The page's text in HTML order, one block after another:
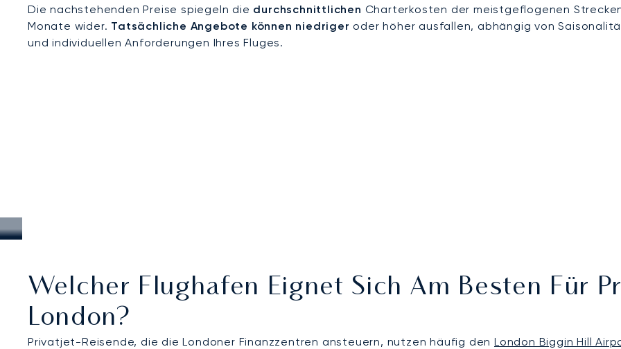
Die nachstehenden Preise spiegeln die durchschnittlichen Charterkosten der meistgeflogenen
Monate wider. Tatsächliche Angebote können niedriger oder höher ausfallen, abhängig von
und individuellen Anforderungen Ihres Fluges.
Welcher Flughafen Eignet Sich Am Besten Für
London?
Privatjet-Reisende, die die Londoner Finanzzentren ansteuern, nutzen häufig den London Biggin Hill